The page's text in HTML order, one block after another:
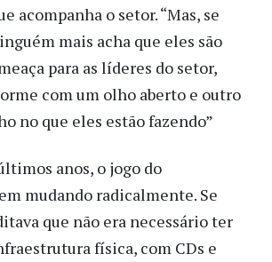
acompanha o setor. “Mas, se
mais acha que eles são
para as líderes do setor,
com um olho aberto e outro
no que eles estão fazendo”
anos, o jogo do
mudando radicalmente. Se
que não era necessário ter
física, com CDs e